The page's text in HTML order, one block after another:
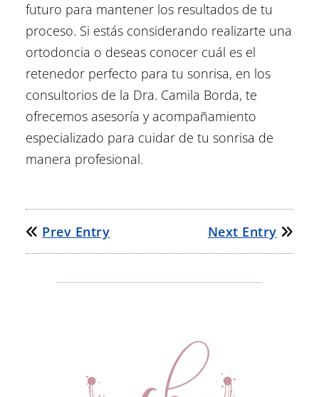
futuro para mantener los resultados de tu
proceso. Si estás considerando realizarte una
ortodoncia o deseas conocer cuál es el
retenedor perfecto para tu sonrisa, en los
consultorios de la Dra. Camila Borda, te
ofrecemos asesoría y acompañamiento
especializado para cuidar de tu sonrisa de
manera profesional.
Prev Entry Next Entry